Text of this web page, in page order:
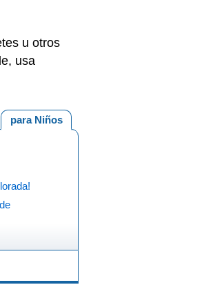
u otros
usa
para Niños